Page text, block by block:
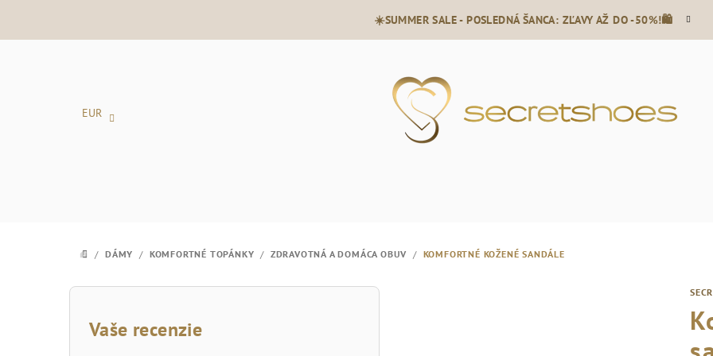
☀️SUMMER SALE - POSLEDNÁ ŠANCA: ZĽAVY AŽ DO -50%!🛍️
EUR
DOMOV
/ DÁMY / KOMFORTNÉ TOPÁNKY / ZDRAVOTNÁ A DOMÁCA OBUV / KOMFORTNÉ KOŽENÉ SANDÁLE
B
Vaše recenzie